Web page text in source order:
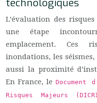
technologiques
L’évaluation des
une étape
emplacement. Ces
inondations, les
aussi la proximité
En France, leDocument
Risques Majeurs